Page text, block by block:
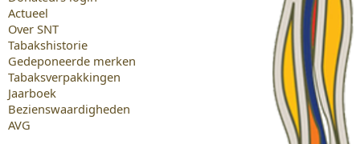
Actueel
Over SNT
Tabakshistorie
Gedeponeerde merken
Tabaksverpakkingen
Jaarboek
Bezienswaardigheden
AVG